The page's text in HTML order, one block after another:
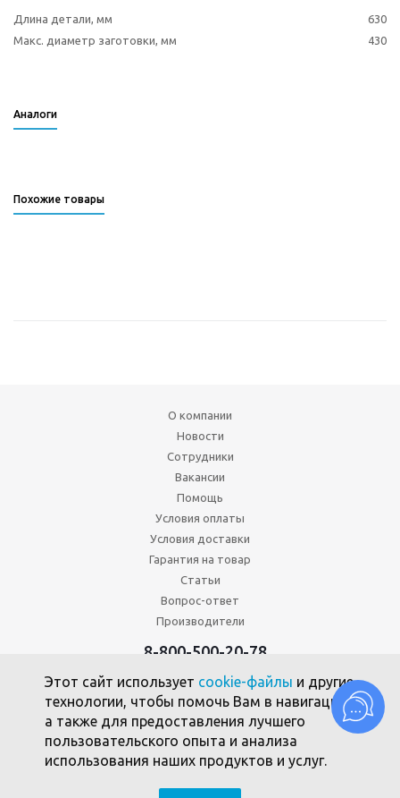
Длина детали, мм
630
Макс. диаметр заготовки, мм
430
Аналоги
Похожие товары
О компании
Новости
Сотрудники
Вакансии
Помощь
Условия оплаты
Условия доставки
Гарантия на товар
Статьи
Вопрос-ответ
Производители
8-800-500-20-78
Политика конфиденциальности
Пользовательское соглашение
Политика использования файлов cookie
Этот сайт использует cookie-файлы и другие
технологии, чтобы помочь Вам в навигации,
а также для предоставления лучшего
пользовательского опыта и анализа
использования наших продуктов и услуг.